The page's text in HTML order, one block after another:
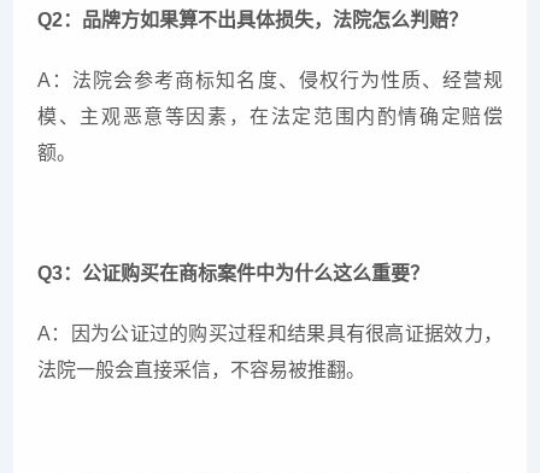
Q2：品牌方如果算不出具体损失，法院怎么判赔？
A：法院会参考商标知名度、侵权行为性质、经营规
模、主观恶意等因素，在法定范围内酌情确定赔偿
额。
Q3：公证购买在商标案件中为什么这么重要？
A：因为公证过的购买过程和结果具有很高证据效力，
法院一般会直接采信，不容易被推翻。